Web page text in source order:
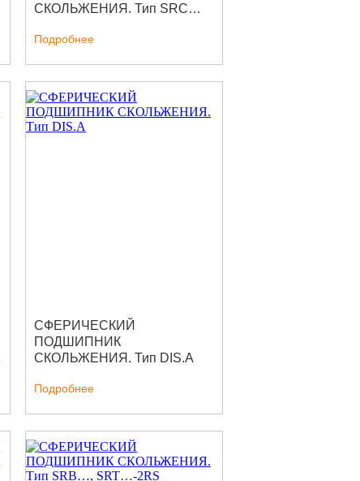
СКОЛЬЖЕНИЯ. Тип SRC…
Подробнее
СФЕРИЧЕСКИЙ
ПОДШИПНИК
СКОЛЬЖЕНИЯ. Тип DIS.A
Подробнее